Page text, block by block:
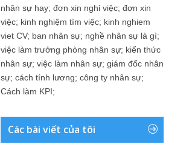
nhân sự hay; đơn xin nghỉ việc; đơn xin
việc; kinh nghiệm tìm việc; kinh nghiem
viet CV; ban nhân sự; nghề nhân sự là gì;
việc làm trưởng phòng nhân sự; kiến thức
nhân sự; việc làm nhân sự; giám đốc nhân
sự; cách tính lương; công ty nhân sự;
Cách làm KPI;
Các bài viết của tôi